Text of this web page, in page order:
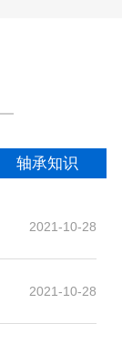
轴承知识
2021-10-28
2021-10-28